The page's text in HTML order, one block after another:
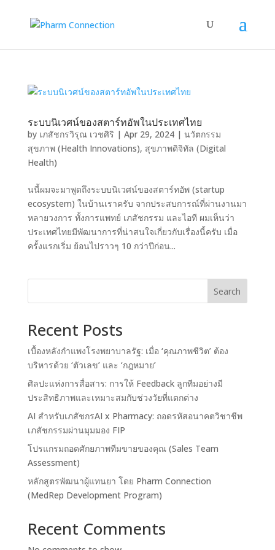
ระบบนิเวศน์ของสตาร์ทอัพในประเทศไทย
by เภสัชกรวิรุณ เวชศิริ | Apr 29, 2024| นวัตกรรม
สุขภาพ (Health Innovations), สุขภาพดิจิทัล (Digital
Health)
นนี้ผมจะมาพูดถึงระบบนิเวศน์ของสตาร์ทอัพ (startup
ecosystem) ในบ้านเราครับ จากประสบการณ์ที่ผ่านงานมา
หลายวงการ ทั้งการแพทย์ เภสัชกรรม และไอที ผมเห็นว่า
ประเทศไทยมีพัฒนาการที่น่าสนใจเกี่ยวกับเรื่องนี้ครับ เมื่อ
ครั้งแรกเริ่ม ย้อนไปราวๆ 10 กว่าปีก่อน...
Search
Recent Posts
เบื้องหลังกำแพงโรงพยาบาลรัฐ: เมื่อ ‘คุณภาพชีวิต’ ต้อง
บริหารด้วย ‘ตัวเลข’ และ ‘กฎหมาย’
ศิลปะแห่งการสื่อสาร: การให้ Feedback ลูกทีมอย่างมี
ประสิทธิภาพและเหมาะสมกับช่วงวัยที่แตกต่าง
AI สำหรับเภสัชกรAI x Pharmacy: ถอดรหัสอนาคตวิชาชีพ
เภสัชกรรมผ่านมุมมอง FIP
โปรแกรมถอดศักยภาพทีมขายของคุณ (Sales Team
Assessment)
หลักสูตรพัฒนาผู้แทนยา โดย Pharm Connection
(MedRep Development Program)
Recent Comments